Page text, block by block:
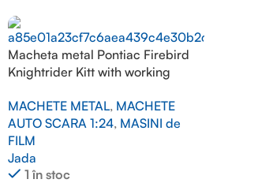
Macheta metal Pontiac Firebird
Knightrider Kitt with working
1/24
MACHETE METAL, MACHETE
AUTO SCARA 1:24, MASINI de
FILM
Jada
1 în stoc